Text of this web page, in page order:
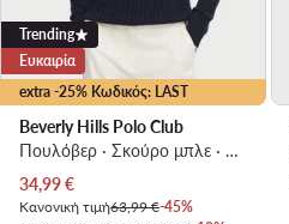
extra -25% Κωδικός: LAST
Trending
Ευκαιρία
Beverly Hills Polo Club
Πουλόβερ · Σκούρο μπλε · Regular Fit
Τρέχουσα τιμή
34,99€
Κανονική τιμή63,99 €-45%